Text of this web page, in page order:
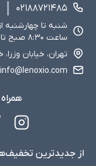
۰۲۱۸۸۷۲۱۴۸۵
ساعت ۸:۳۰ صبح تا ۱۲ ظهر
تهران، خیابان
info@lenoxio.com
از جدید‌ترین